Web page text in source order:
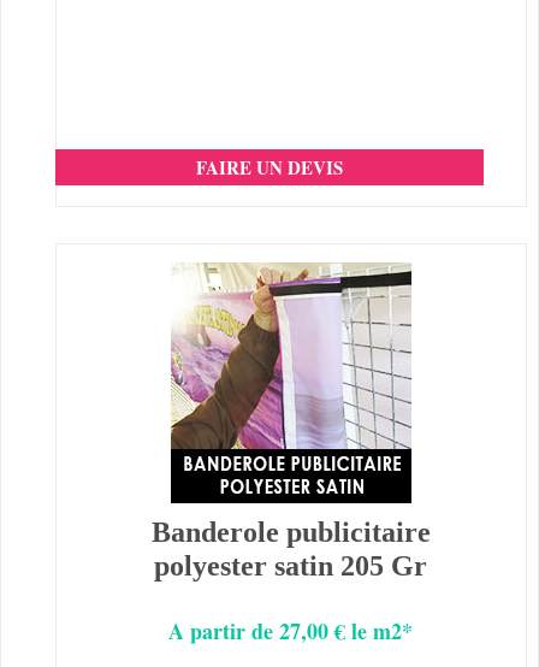
FAIRE UN DEVIS
Banderole publicitaire
polyester satin 205 Gr
A partir de 27,00 € le m2*